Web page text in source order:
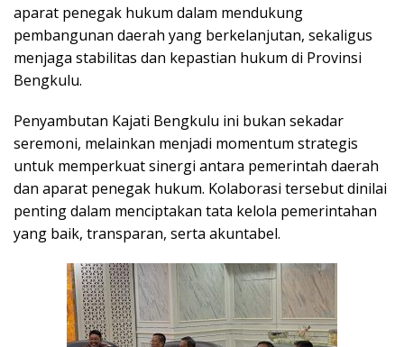
aparat penegak hukum dalam mendukung
pembangunan daerah yang berkelanjutan, sekaligus
menjaga stabilitas dan kepastian hukum di Provinsi
Bengkulu.
Penyambutan Kajati Bengkulu ini bukan sekadar
seremoni, melainkan menjadi momentum strategis
untuk memperkuat sinergi antara pemerintah daerah
dan aparat penegak hukum. Kolaborasi tersebut dinilai
penting dalam menciptakan tata kelola pemerintahan
yang baik, transparan, serta akuntabel.